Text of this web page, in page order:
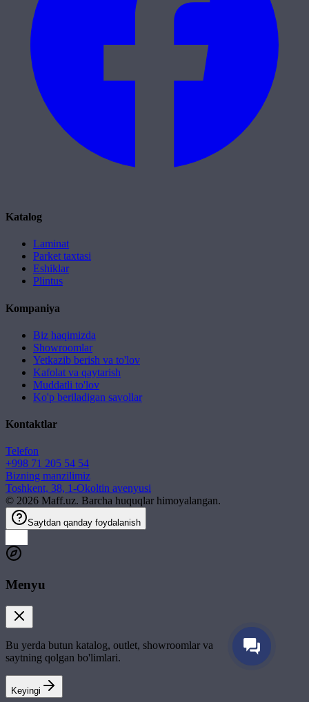
Katalog
Laminat
Parket taxtasi
Eshiklar
Plintus
Kompaniya
Biz haqimizda
Showroomlar
Yetkazib berish va to'lov
Kafolat va qaytarish
Muddatli to'lov
Ko'p beriladigan savollar
Kontaktlar
Telefon
+998 71 205 54 54
Bizning manzilimiz
Toshkent, 38, 1-Okoltin avenyusi
© 2026 Maff.uz. Barcha huquqlar himoyalangan.
Saytdan qanday foydalanish
Menyu
Bu yerda butun katalog, outlet, showroomlar va
saytning qolgan bo'limlari.
Keyingi